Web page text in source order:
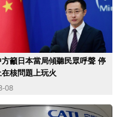
方籲日本當局傾聽民眾呼聲 停
核問題上玩火
08